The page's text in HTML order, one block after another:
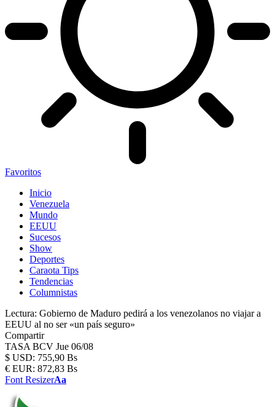
Favoritos
Inicio
Venezuela
Mundo
EEUU
Sucesos
Show
Deportes
Caraota Tips
Tendencias
Columnistas
Lectura: Gobierno de Maduro pedirá a los venezolanos no viajar a
EEUU al no ser «un país seguro»
Compartir
TASA BCV Jue 06/08
$ USD: 755,90 Bs
€ EUR: 872,83 Bs
Font ResizerAa